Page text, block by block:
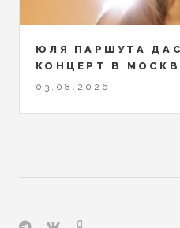
ЮЛЯ ПАРШУТА
КОНЦЕРТ В
03.08.2026